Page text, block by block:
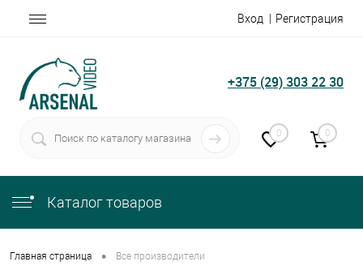
Вход Регистрация
+375 (29) 303 22 30
0 0
Каталог товаров
Главная страница • Все производители